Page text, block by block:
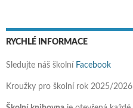
RYCHLÉ INFORMACE
Sledujte náš školní Facebook
Kroužky pro školní rok 2025/2026